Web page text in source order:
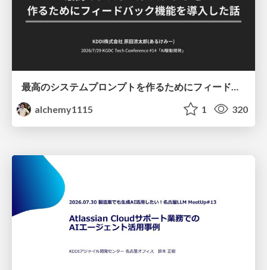
alchemy1115
1 320